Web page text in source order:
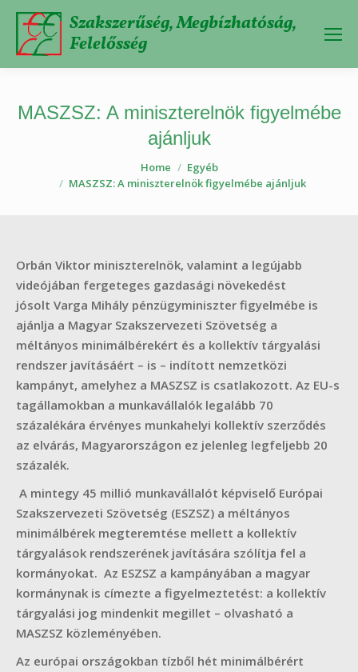
Szakszerűség, Megbízhatóság,
Felelősség
MASZSZ: A miniszterelnök figyelmébe
ajánljuk
Home
Egyéb
MASZSZ: A miniszterelnök figyelmébe ajánljuk
Orbán Viktor miniszterelnök, valamint a legújabb
videójában fergeteges gazdasági növekedést
jósolt Varga Mihály pénzügyminiszter figyelmébe is
ajánlja a Magyar Szakszervezeti Szövetség a
méltányos minimálbérekért és a kollektív tárgyalási
rendszer javításáért – is – indított nemzetközi
kampányt, amelyhez a MASZSZ is csatlakozott. Az EU-s
tagállamokban a munkavállalók legalább 70
százalékára érvényes munkahelyi kollektív szerződés
az elvárás, Magyarországon ez jelenleg legfeljebb 20
százalék.
A mintegy 45 millió munkavállalót képviselő Európai
Szakszervezeti Szövetség (ESZSZ) a méltányos
minimálbérek megteremtése mellett a kollektív
tárgyalások rendszerének javítására szólítja fel a
kormányokat. Az ESZSZ a kampányában a magyar
kormánynak is címezte a figyelmeztetést: a kollektív
tárgyalási jog mindenkit megillet – olvasható a
MASZSZ közleményében.
Az európai országokban tízből hét minimálbérért